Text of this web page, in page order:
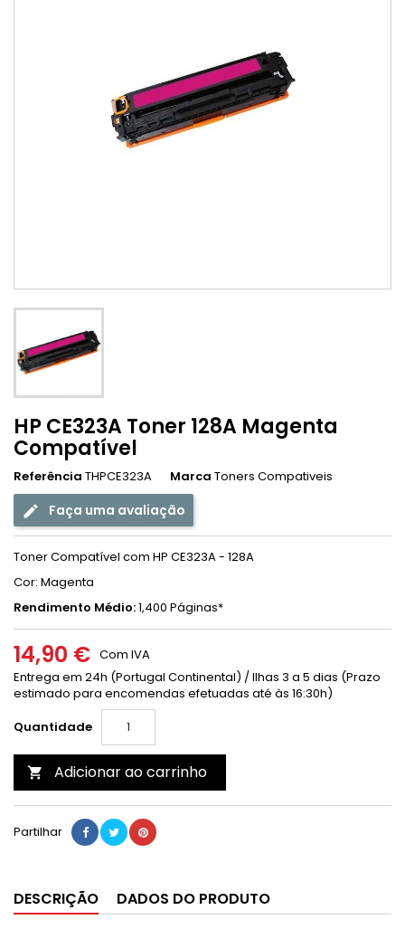
HP CE323A Toner 128A Magenta
Compatível
Referência THPCE323A Marca Toners Compativeis
Faça uma avaliação
Toner Compatível com HP CE323A - 128A
Cor: Magenta
Rendimento Médio:1,400 Páginas*
14,90 € Com IVA
Entrega em 24h (Portugal Continental) / Ilhas 3 a 5 dias (Prazo
estimado para encomendas efetuadas até às 16:30h)
Quantidade
 Adicionar ao carrinho
Partilhar
DESCRIÇÃO DADOS DO PRODUTO